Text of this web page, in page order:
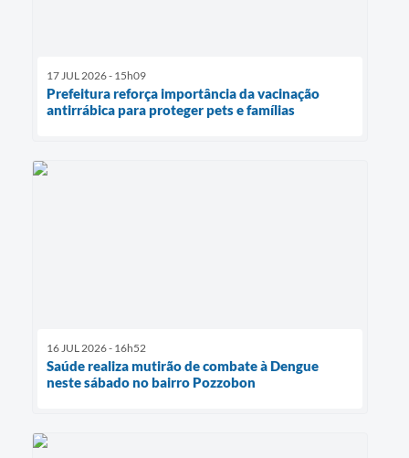
17 JUL 2026 - 15h09
Prefeitura reforça importância da vacinação
antirrábica para proteger pets e famílias
16 JUL 2026 - 16h52
Saúde realiza mutirão de combate à Dengue
neste sábado no bairro Pozzobon